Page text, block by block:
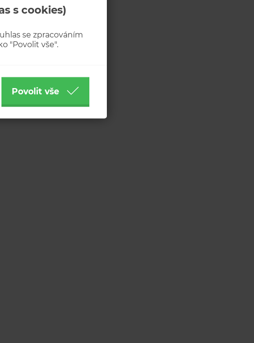
s cookies)
se zpracováním
"Povolit vše".
Povolit vše